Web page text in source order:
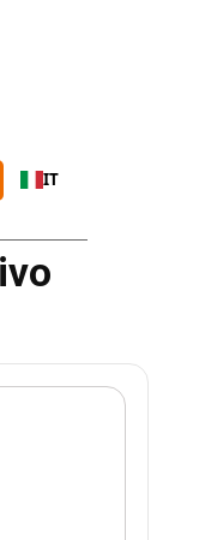
IT